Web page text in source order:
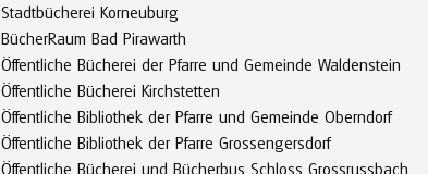
Stadtbücherei Korneuburg
BücherRaum Bad Pirawarth
Öffentliche Bücherei der Pfarre und Gemeinde Waldenstein
Öffentliche Bücherei Kirchstetten
Öffentliche Bibliothek der Pfarre und Gemeinde Oberndorf
Öffentliche Bibliothek der Pfarre Grossengersdorf
Öffentliche Bücherei und Bücherbus Schloss Grossrussbach